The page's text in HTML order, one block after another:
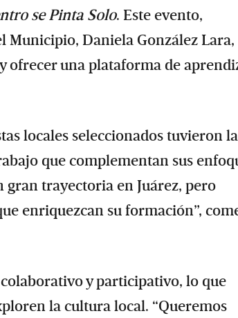
se Pinta Solo. Este evento,
Daniela González Lara,
ofrecer una plataforma de
locales seleccionados tuvieron la
que complementan sus
gran trayectoria en Juárez, pero
enriquezcan su formación”,
y participativo, lo que
la cultura local. “Queremos